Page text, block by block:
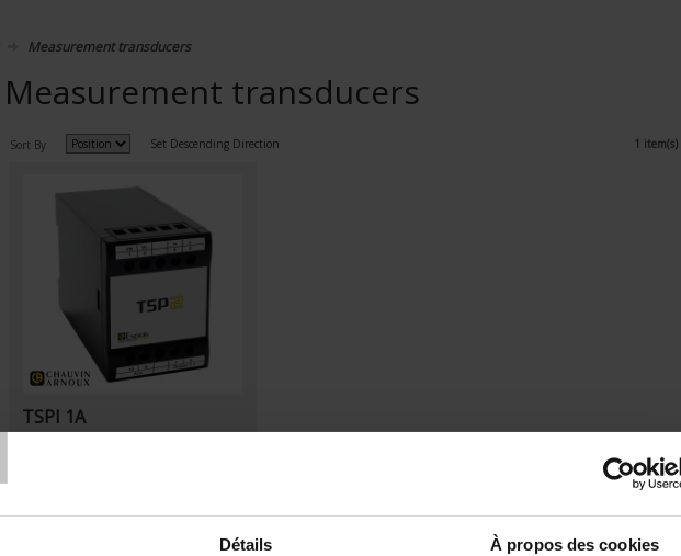
Détails À propos des cookies
Measurement transducers
Measurement transducers
Sort By Set Descending Direction 1 item(s)
TSPI 1A